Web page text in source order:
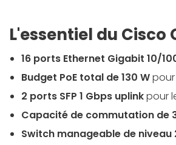
L'essentiel du Cisco
16 ports Ethernet Gigabit 10/
Budget PoE total de 130 W
2 ports SFP 1 Gbps uplinkpour
Capacité de commutation de
Switch manageable de niveau